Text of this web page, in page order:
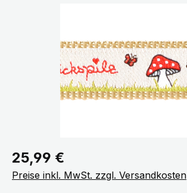
Regulärer Preis:
25,99 €
Preise inkl. MwSt. zzgl. Versandkosten